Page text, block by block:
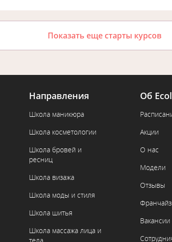
Показать еще старты курсов
Направления
Школа маникюра
Школа косметологии
Школа бровей и
ресниц
Школа визажа
Школа моды и стиля
Школа шитья
Школа массажа лица и
Об
Акции
О нас
Модели
Отзывы
Вакансии